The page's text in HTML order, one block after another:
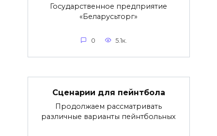
Государственное предприятие
«Беларусьторг»
0 5.1к.
Сценарии для пейнтбола
Продолжаем рассматривать
различные варианты пейнтбольных